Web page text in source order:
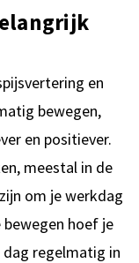
en
bewegen,
en positiever.
meestal in de
om je werkdag
hoef je
dag regelmatig in